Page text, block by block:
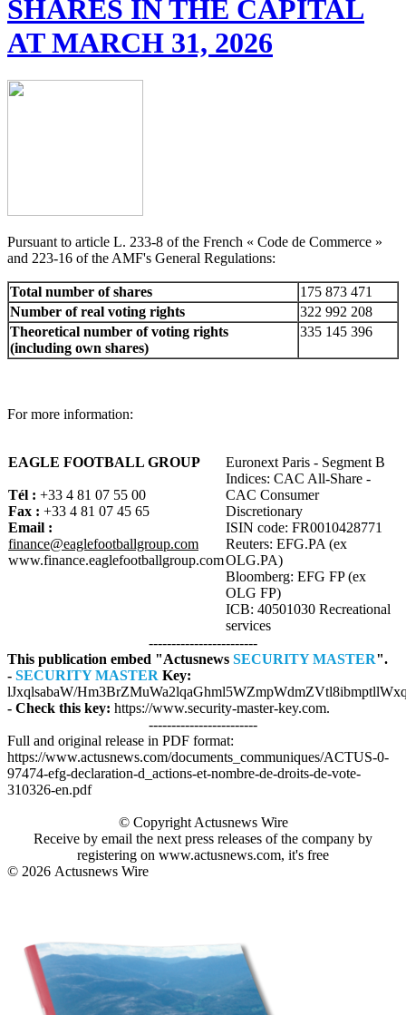
SHARES IN THE CAPITAL
AT MARCH 31, 2026
Pursuant to article L. 233-8 of the French « Code de Commerce »
and 223-16 of the AMF's General Regulations:
Total number of shares
175 873 471
Number of real voting rights
322 992 208
Theoretical number of voting rights
(including own shares)
335 145 396
For more information:
EAGLE FOOTBALL GROUP
Tél : +33 4 81 07 55 00
Fax : +33 4 81 07 45 65
Email :
finance@eaglefootballgroup.com
www.finance.eaglefootballgroup.com
Euronext Paris - Segment B
Indices: CAC All-Share -
CAC Consumer
Discretionary
ISIN code: FR0010428771
Reuters: EFG.PA (ex
OLG.PA)
Bloomberg: EFG FP (ex
OLG FP)
ICB: 40501030 Recreational
services
------------------------
This publication embed "Actusnews SECURITY MASTER".
- SECURITY MASTER Key:
lJxqlsabaW/
- Check this key: https://www.security-master-key.com.
------------------------
Full and original release in PDF format:
https://www.actusnews.com/documents_communiques/ACTUS-0-
97474-efg-declaration-d_actions-et-nombre-de-droits-de-vote-
310326-en.pdf
© Copyright Actusnews Wire
Receive by email the next press releases of the company by
registering on www.actusnews.com, it's free
© 2026 Actusnews Wire